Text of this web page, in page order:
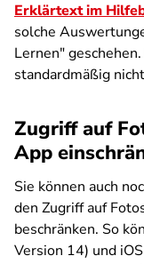
Erklärtext im
solche
Lernen"
standardmäßig
Zugriff auf
App
Sie können auch
den Zugriff auf
beschränken. So
Version 14) und